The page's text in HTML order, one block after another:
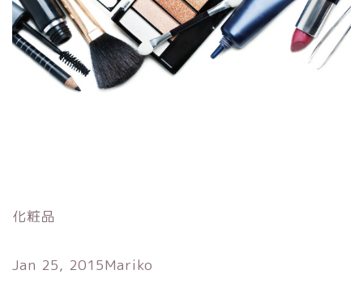
化粧品
Jan 25, 2015Mariko